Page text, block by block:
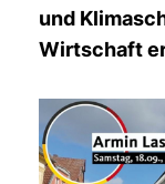
und
Wirtschaft